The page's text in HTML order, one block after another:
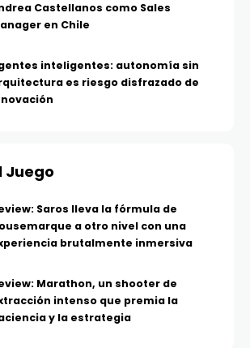
Castellanos como Sales
en Chile
inteligentes: autonomía sin
es riesgo disfrazado de
Juego
Saros lleva la fórmula de
a otro nivel con una
brutalmente inmersiva
Marathon, un shooter de
intenso que premia la
y la estrategia